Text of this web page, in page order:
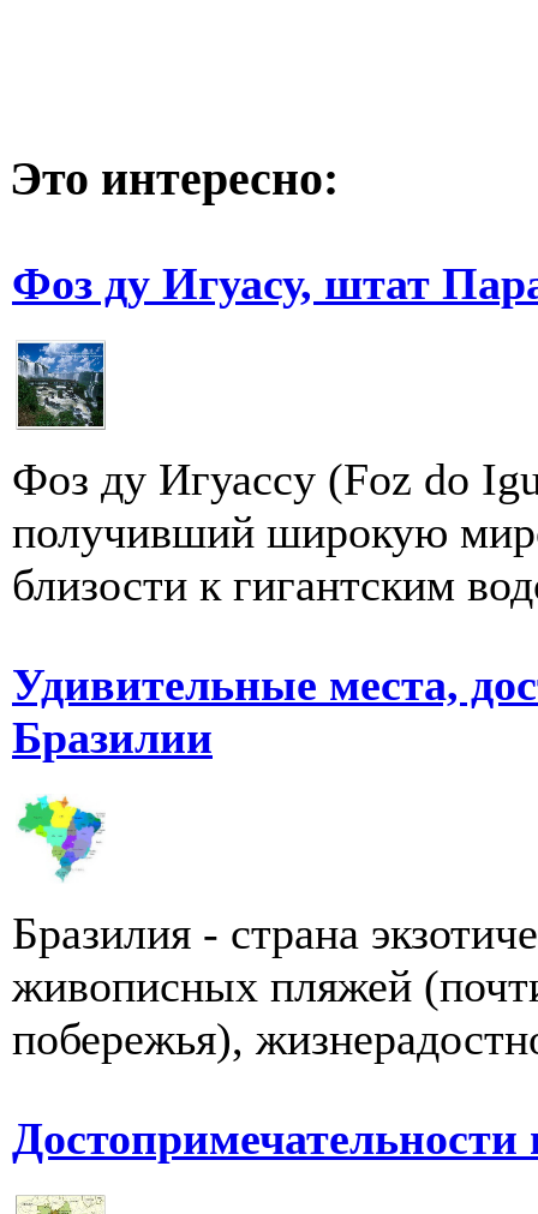
Это интересно:
Фоз ду Игуасу, штат
Фоз ду Игуасcу (Foz dо
получивший широкую
близости к гигантским
Удивительные места,
Бразилии
Бразилия - страна
живописных пляжей
побережья),